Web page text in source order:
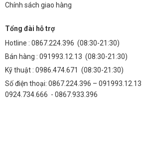
Chính sách giao hàng
Tổng đài hỗ trợ
Hotline : 0867.224.396 (08:30-21:30)
Bán hàng : 091993.12.13 (08:30-21:30)
Kỹ thuật : 0986.474.671 (08:30-21:30)
Số điện thoại: 0867.224.396 –
0924.734.666 - 0867.933.396